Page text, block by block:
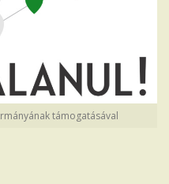
támogatásával